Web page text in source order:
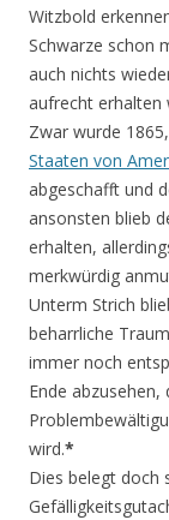
Witzbold
Schwarze schon
auch nichts
aufrecht erhalten
Zwar wurde
Staaten von
abgeschafft und
ansonsten blieb
erhalten,
merkwürdig
Unterm Strich
beharrliche
immer noch
Ende
wird.*
Dies belegt doch